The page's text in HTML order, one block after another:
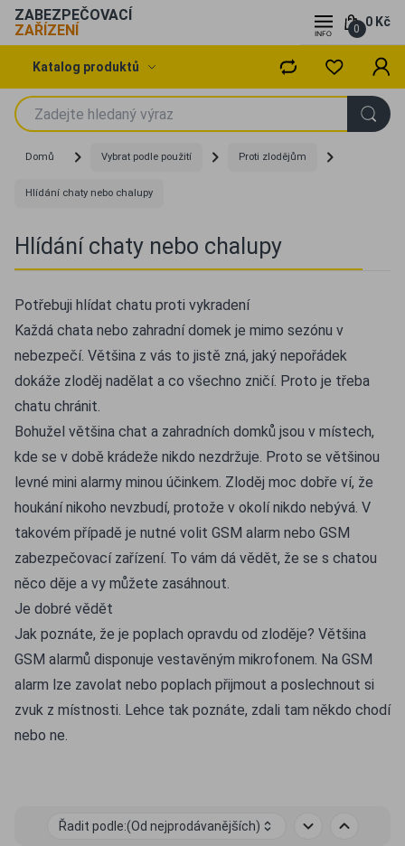
0 Kč
0
ZABEZPEČOVACÍ
ZAŘÍZENÍ
Katalog produktů
Domů Vybrat podle použití Proti zlodějům
Hlídání chaty nebo chalupy
Hlídání chaty nebo chalupy
Potřebuji hlídat chatu proti vykradení
Každá chata nebo zahradní domek je mimo sezónu v
nebezpečí. Většina z vás to jistě zná, jaký nepořádek
dokáže zloděj nadělat a co všechno zničí. Proto je třeba
chatu chránit.
Bohužel většina chat a zahradních domků jsou v místech,
kde se v době krádeže nikdo nezdržuje. Proto se většinou
levné mini alarmy minou účinkem. Zloděj moc dobře ví, že
houkání nikoho nevzbudí, protože v okolí nikdo nebývá. V
takovém případě je nutné volit GSM alarm nebo GSM
zabezpečovací zařízení. To vám dá vědět, že se s chatou
něco děje a vy můžete zasáhnout.
Je dobré vědět
Jak poznáte, že je poplach opravdu od zloděje? Většina
GSM alarmů disponuje vestavěným mikrofonem. Na GSM
alarm lze zavolat nebo poplach přijmout a poslechnout si
zvuk z místnosti. Lehce tak poznáte, zdali tam někdo chodí
nebo ne.
Řadit podle:(Od nejprodávanějších)